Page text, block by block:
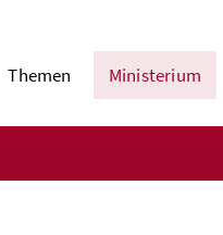
Themen Ministerium